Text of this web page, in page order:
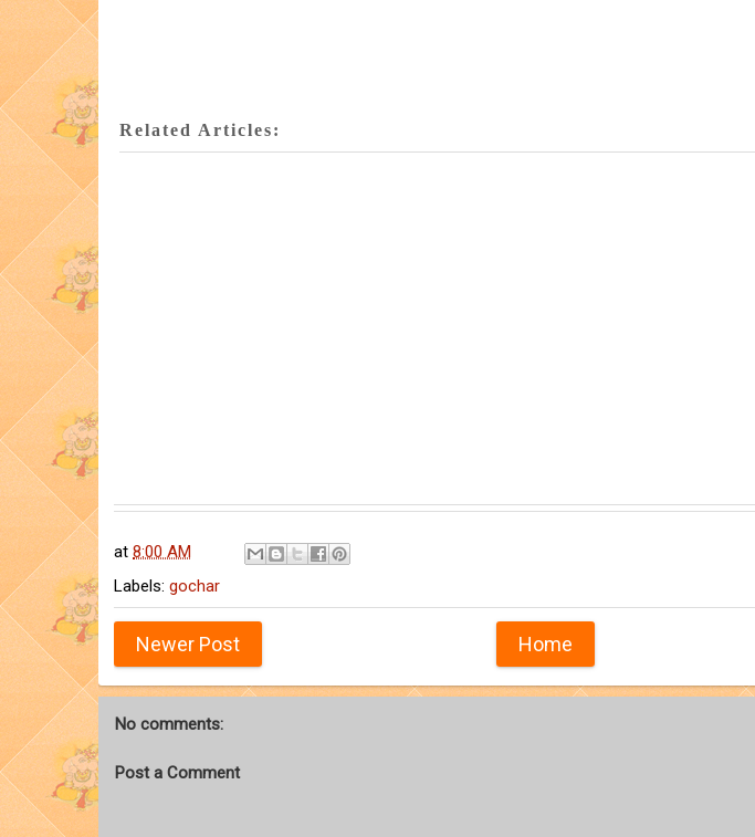
Related Articles:
at 8:00 AM
Labels: gochar
Newer Post Home
No comments:
Post a Comment